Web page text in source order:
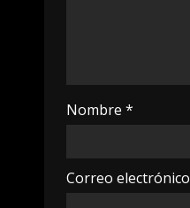
Nombre *
Correo electrónico